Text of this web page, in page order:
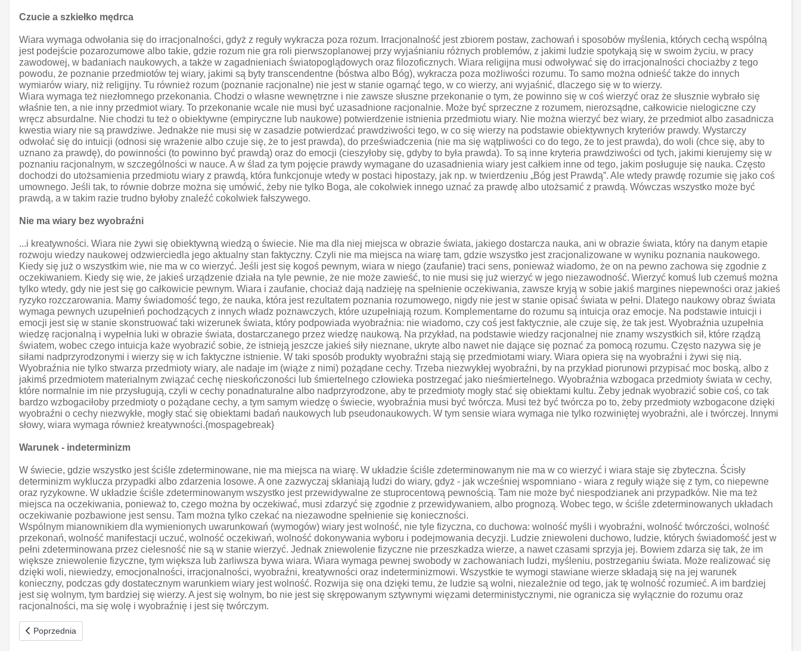
Czucie a szkiełko mędrca
Wiara wymaga odwołania się do irracjonalności, gdyż z reguły wykracza poza rozum. Irracjonalność jest zbiorem postaw, zachowań i sposobów myślenia, których cechą wspólną
jest podejście pozarozumowe albo takie, gdzie rozum nie gra roli pierwszoplanowej przy wyjaśnianiu różnych problemów, z jakimi ludzie spotykają się w swoim życiu, w pracy
zawodowej, w badaniach naukowych, a także w zagadnieniach światopoglądowych oraz filozoficznych. Wiara religijna musi odwoływać się do irracjonalności chociażby z tego
powodu, że poznanie przedmiotów tej wiary, jakimi są byty transcendentne (bóstwa albo Bóg), wykracza poza możliwości rozumu. To samo można odnieść także do innych
wymiarów wiary, niż religijny. Tu również rozum (poznanie racjonalne) nie jest w stanie ogarnąć tego, w co wierzy, ani wyjaśnić, dlaczego się w to wierzy.
Wiara wymaga też niezłomnego przekonania. Chodzi o własne wewnętrzne i nie zawsze słuszne przekonanie o tym, że powinno się w coś wierzyć oraz że słusznie wybrało się
właśnie ten, a nie inny przedmiot wiary. To przekonanie wcale nie musi być uzasadnione racjonalnie. Może być sprzeczne z rozumem, nierozsądne, całkowicie nielogiczne czy
wręcz absurdalne. Nie chodzi tu też o obiektywne (empiryczne lub naukowe) potwierdzenie istnienia przedmiotu wiary. Nie można wierzyć bez wiary, że przedmiot albo zasadnicza
kwestia wiary nie są prawdziwe. Jednakże nie musi się w zasadzie potwierdzać prawdziwości tego, w co się wierzy na podstawie obiektywnych kryteriów prawdy. Wystarczy
odwołać się do intuicji (odnosi się wrażenie albo czuje się, że to jest prawda), do przeświadczenia (nie ma się wątpliwości co do tego, że to jest prawda), do woli (chce się, aby to
uznano za prawdę), do powinności (to powinno być prawdą) oraz do emocji (cieszyłoby się, gdyby to była prawda). To są inne kryteria prawdziwości od tych, jakimi kierujemy się w
poznaniu racjonalnym, w szczególności w nauce. A w ślad za tym pojęcie prawdy wymagane do uzasadnienia wiary jest całkiem inne od tego, jakim posługuje się nauka. Często
dochodzi do utożsamienia przedmiotu wiary z prawdą, która funkcjonuje wtedy w postaci hipostazy, jak np. w twierdzeniu „Bóg jest Prawdą”. Ale wtedy prawdę rozumie się jako coś
umownego. Jeśli tak, to równie dobrze można się umówić, żeby nie tylko Boga, ale cokolwiek innego uznać za prawdę albo utożsamić z prawdą. Wówczas wszystko może być
prawdą, a w takim razie trudno byłoby znaleźć cokolwiek fałszywego.
Nie ma wiary bez wyobraźni
...i kreatywności. Wiara nie żywi się obiektywną wiedzą o świecie. Nie ma dla niej miejsca w obrazie świata, jakiego dostarcza nauka, ani w obrazie świata, który na danym etapie
rozwoju wiedzy naukowej odzwierciedla jego aktualny stan faktyczny. Czyli nie ma miejsca na wiarę tam, gdzie wszystko jest zracjonalizowane w wyniku poznania naukowego.
Kiedy się już o wszystkim wie, nie ma w co wierzyć. Jeśli jest się kogoś pewnym, wiara w niego (zaufanie) traci sens, ponieważ wiadomo, że on na pewno zachowa się zgodnie z
oczekiwaniem. Kiedy się wie, że jakieś urządzenie działa na tyle pewnie, że nie może zawieść, to nie musi się już wierzyć w jego niezawodność. Wierzyć komuś lub czemuś można
tylko wtedy, gdy nie jest się go całkowicie pewnym. Wiara i zaufanie, chociaż dają nadzieję na spełnienie oczekiwania, zawsze kryją w sobie jakiś margines niepewności oraz jakieś
ryzyko rozczarowania. Mamy świadomość tego, że nauka, która jest rezultatem poznania rozumowego, nigdy nie jest w stanie opisać świata w pełni. Dlatego naukowy obraz świata
wymaga pewnych uzupełnień pochodzących z innych władz poznawczych, które uzupełniają rozum. Komplementarne do rozumu są intuicja oraz emocje. Na podstawie intuicji i
emocji jest się w stanie skonstruować taki wizerunek świata, który podpowiada wyobraźnia: nie wiadomo, czy coś jest faktycznie, ale czuje się, że tak jest. Wyobraźnia uzupełnia
wiedzę racjonalną i wypełnia luki w obrazie świata, dostarczanego przez wiedzę naukową. Na przykład, na podstawie wiedzy racjonalnej nie znamy wszystkich sił, które rządzą
światem, wobec czego intuicja każe wyobrazić sobie, że istnieją jeszcze jakieś siły nieznane, ukryte albo nawet nie dające się poznać za pomocą rozumu. Często nazywa się je
siłami nadprzyrodzonymi i wierzy się w ich faktyczne istnienie. W taki sposób produkty wyobraźni stają się przedmiotami wiary. Wiara opiera się na wyobraźni i żywi się nią.
Wyobraźnia nie tylko stwarza przedmioty wiary, ale nadaje im (wiąże z nimi) pożądane cechy. Trzeba niezwykłej wyobraźni, by na przykład piorunowi przypisać moc boską, albo z
jakimś przedmiotem materialnym związać cechę nieskończoności lub śmiertelnego człowieka postrzegać jako nieśmiertelnego. Wyobraźnia wzbogaca przedmioty świata w cechy,
które normalnie im nie przysługują, czyli w cechy ponadnaturalne albo nadprzyrodzone, aby te przedmioty mogły stać się obiektami kultu. Żeby jednak wyobrazić sobie coś, co tak
bardzo wzbogaciłoby przedmioty o pożądane cechy, a tym samym wiedzę o świecie, wyobraźnia musi być twórcza. Musi też być twórcza po to, żeby przedmioty wzbogacone dzięki
wyobraźni o cechy niezwykłe, mogły stać się obiektami badań naukowych lub pseudonaukowych. W tym sensie wiara wymaga nie tylko rozwiniętej wyobraźni, ale i twórczej. Innymi
słowy, wiara wymaga również kreatywności.{mospagebreak}
Warunek - indeterminizm
W świecie, gdzie wszystko jest ściśle zdeterminowane, nie ma miejsca na wiarę. W układzie ściśle zdeterminowanym nie ma w co wierzyć i wiara staje się zbyteczna. Ścisły
determinizm wyklucza przypadki albo zdarzenia losowe. A one zazwyczaj skłaniają ludzi do wiary, gdyż - jak wcześniej wspomniano - wiara z reguły wiąże się z tym, co niepewne
oraz ryzykowne. W układzie ściśle zdeterminowanym wszystko jest przewidywalne ze stuprocentową pewnością. Tam nie może być niespodzianek ani przypadków. Nie ma też
miejsca na oczekiwania, ponieważ to, czego można by oczekiwać, musi zdarzyć się zgodnie z przewidywaniem, albo prognozą. Wobec tego, w ściśle zdeterminowanych układach
oczekiwanie pozbawione jest sensu. Tam można tylko czekać na niezawodne spełnienie się konieczności.
Wspólnym mianownikiem dla wymienionych uwarunkowań (wymogów) wiary jest wolność, nie tyle fizyczna, co duchowa: wolność myśli i wyobraźni, wolność twórczości, wolność
przekonań, wolność manifestacji uczuć, wolność oczekiwań, wolność dokonywania wyboru i podejmowania decyzji. Ludzie zniewoleni duchowo, ludzie, których świadomość jest w
pełni zdeterminowana przez cielesność nie są w stanie wierzyć. Jednak zniewolenie fizyczne nie przeszkadza wierze, a nawet czasami sprzyja jej. Bowiem zdarza się tak, że im
większe zniewolenie fizyczne, tym większa lub żarliwsza bywa wiara. Wiara wymaga pewnej swobody w zachowaniach ludzi, myśleniu, postrzeganiu świata. Może realizować się
dzięki woli, niewiedzy, emocjonalności, irracjonalności, wyobraźni, kreatywności oraz indeterminizmowi. Wszystkie te wymogi stawiane wierze składają się na jej warunek
konieczny, podczas gdy dostatecznym warunkiem wiary jest wolność. Rozwija się ona dzięki temu, że ludzie są wolni, niezależnie od tego, jak tę wolność rozumieć. A im bardziej
jest się wolnym, tym bardziej się wierzy. A jest się wolnym, bo nie jest się skrępowanym sztywnymi więzami deterministycznymi, nie ogranicza się wyłącznie do rozumu oraz
racjonalności, ma się wolę i wyobraźnię i jest się twórczym.
Poprzednia strona: Wiedza a wiara
Poprzednia